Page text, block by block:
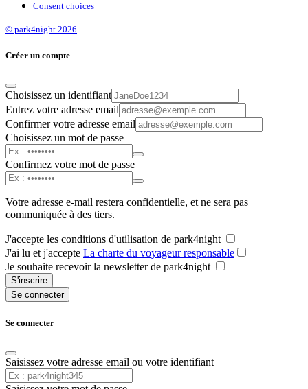
Consent choices
© park4night 2026
Créer un compte
Choisissez un identifiant
Entrez votre adresse email
Confirmer votre adresse email
Choisissez un mot de passe
Confirmez votre mot de passe
Votre adresse e-mail restera confidentielle, et ne sera pas
communiquée à des tiers.
J'accepte les conditions d'utilisation de park4night
J'ai lu et j'accepte La charte du voyageur responsable
Je souhaite recevoir la newsletter de park4night
S'inscrire
Se connecter
Se connecter
Saisissez votre adresse email ou votre identifiant